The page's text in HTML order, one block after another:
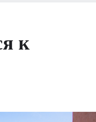
к